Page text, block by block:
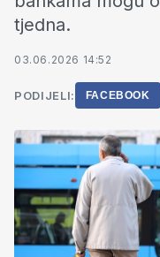
tjedna.
03.06.2026 14:52
PODIJELI: FACEBOOK